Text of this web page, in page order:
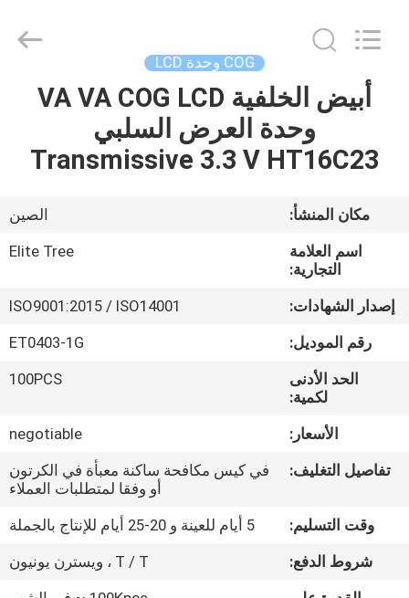
منزل
المنتجات
أشرطة
فيديو
حول
جولة
المعمل
ضبط
الجودة
Technology.
Reserved.
COG وحدة LCD
أبيض الخلفية VA VA COG LCD
وحدة العرض السلبي
Transmissive 3.3 V HT16C23
مكان المنشأ:
الصين
اسم العلامة
التجارية:
Elite Tree
إصدار الشهادات:
ISO9001:2015 / ISO14001
رقم الموديل:
ET0403-1G
الحد الأدنى
لكمية:
100PCS
الأسعار:
negotiable
تفاصيل التغليف:
في كيس مكافحة ساكنة معبأة في الكرتون
أو وفقا لمتطلبات العملاء
وقت التسليم:
5 أيام للعينة و 20-25 أيام للإنتاج بالجملة
شروط الدفع:
T / T ، ويسترن يونيون